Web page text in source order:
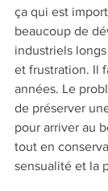
ça qui est
beaucoup de
industriels
et frustration. Il
années. Le
de préserver
pour arriver au
tout en
sensualité et la